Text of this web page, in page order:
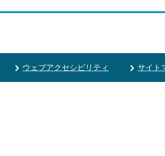
ウェブアクセシビリティ サイト